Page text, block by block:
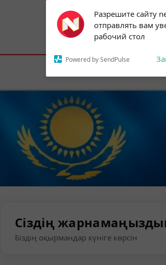
Разрешите сайту
отправлять вам
рабочий стол
Powered by SendPulse
Subscribe to our
notifications!
To enable permission prompts,
the notification icon
Астана:19°C
Сіздің
Біздің оқырмандар күніге көрсін